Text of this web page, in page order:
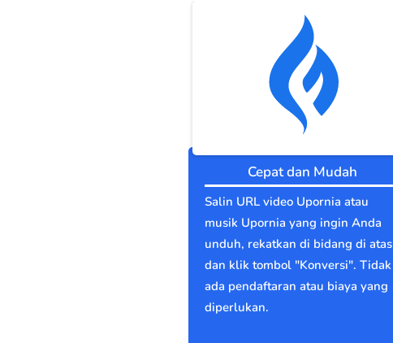
Cepat dan Mudah
Salin URL video Upornia atau
musik Upornia yang ingin Anda
unduh, rekatkan di bidang di atas
dan klik tombol "Konversi". Tidak
ada pendaftaran atau biaya yang
diperlukan.